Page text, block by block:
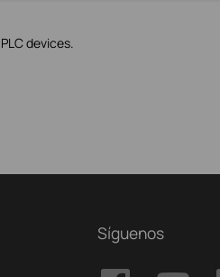
devices.
Síguenos